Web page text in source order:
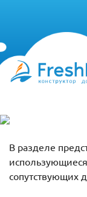
В разделе
сопутствующих